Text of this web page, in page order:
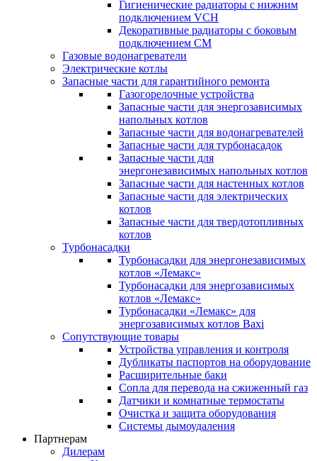
Гигиенические радиаторы c нижним
подключением VCH
Декоративные радиаторы с боковым
подключением CM
Газовые водонагреватели
Электрические котлы
Запасные части для гарантийного ремонта
Газогорелочные устройства
Запасные части для энергозависимых
напольных котлов
Запасные части для водонагревателей
Запасные части для турбонасадок
Запасные части для
энергонезависимых напольных котлов
Запасные части для настенных котлов
Запасные части для электрических
котлов
Запасные части для твердотопливных
котлов
Турбонасадки
Турбонасадки для энергонезависимых
котлов «Лемакс»
Турбонасадки для энергозависимых
котлов «Лемакс»
Турбонасадки «Лемакс» для
энергозависимых котлов Baxi
Сопутствующие товары
Устройства управления и контроля
Дубликаты паспортов на оборудование
Расширительные баки
Сопла для перевода на сжиженный газ
Датчики и комнатные термостаты
Очистка и защита оборудования
Системы дымоудаления
Партнерам
Дилерам